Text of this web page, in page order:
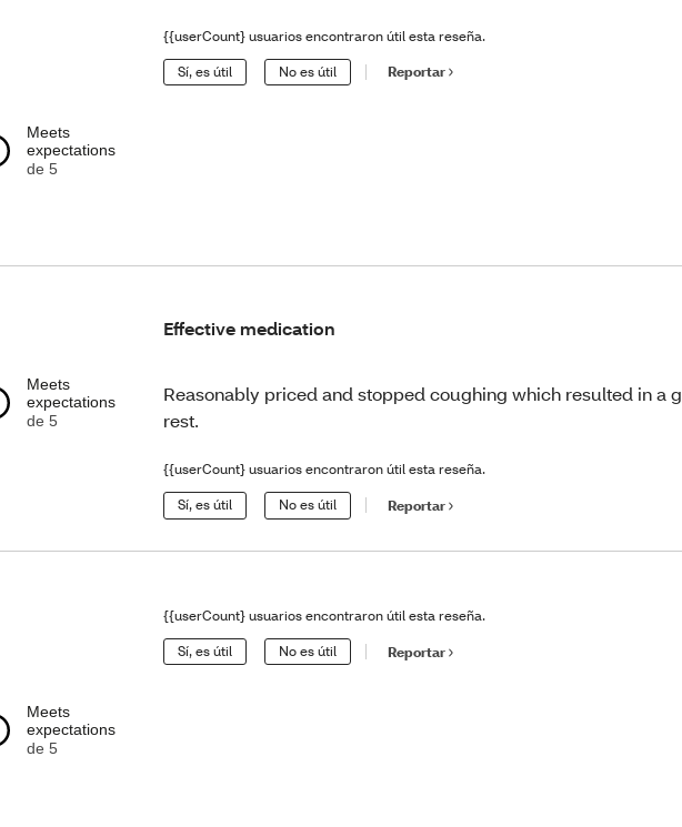
Meets
expectations
de 5
{{userCount} usuarios encontraron útil esta reseña.
Sí, es útil No es útil Reportar
Meets
expectations
de 5
Effective medication
Reasonably priced and stopped coughing which resulted in a
rest.
{{userCount} usuarios encontraron útil esta reseña.
Sí, es útil No es útil Reportar
Meets
expectations
de 5
{{userCount} usuarios encontraron útil esta reseña.
Sí, es útil No es útil Reportar